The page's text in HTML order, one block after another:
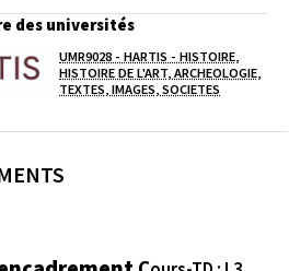
des universités
UMR9028 - HARTIS - HISTOIRE,
HISTOIRE DE L'ART, ARCHEOLOGIE,
TEXTES, IMAGES, SOCIETES